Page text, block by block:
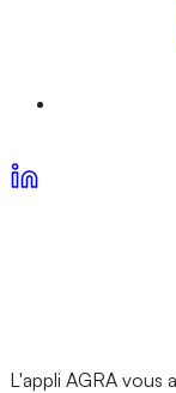
L'appli AGRA vous